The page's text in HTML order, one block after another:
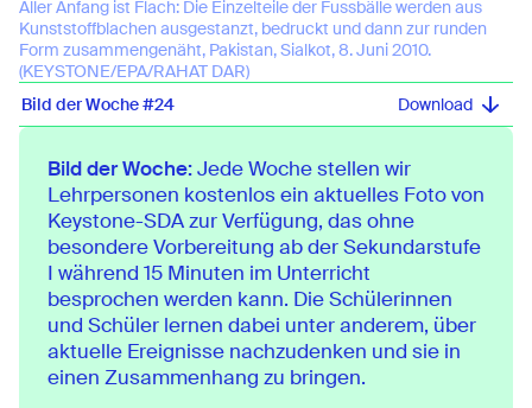
Aller Anfang ist Flach: Die Einzelteile der Fussbälle werden aus
Kunststoffblachen ausgestanzt, bedruckt und dann zur runden
Form zusammengenäht, Pakistan, Sialkot, 8. Juni 2010.
(KEYSTONE/EPA/RAHAT DAR)
Bild der Woche #24
Bild der Woche:Jede Woche stellen wir
Lehrpersonen kostenlos ein aktuelles Foto von
Keystone-SDA zur Verfügung, das ohne
besondere Vorbereitung ab der Sekundarstufe
I während 15 Minuten im Unterricht
besprochen werden kann. Die Schülerinnen
und Schüler lernen dabei unter anderem, über
aktuelle Ereignisse nachzudenken und sie in
einen Zusammenhang zu bringen.